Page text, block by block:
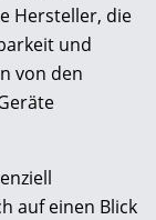
Hersteller, die
und
von den
auf einen Blick